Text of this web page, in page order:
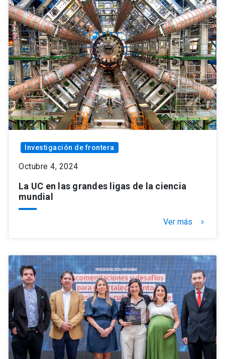
Investigación de frontera
Octubre 4, 2024
La UC en las grandes ligas de la ciencia
mundial
Ver más keyboard_arrow_right